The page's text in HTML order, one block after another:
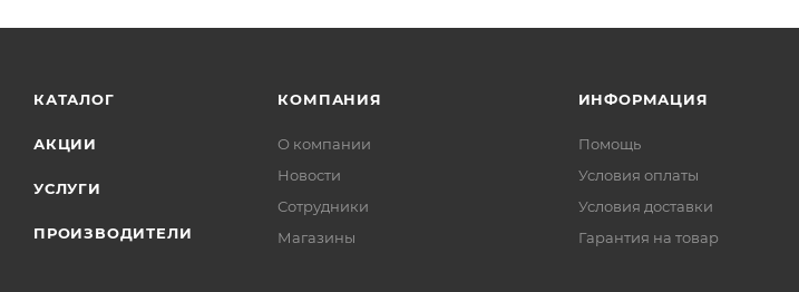
КАТАЛОГ
АКЦИИ
УСЛУГИ
ПРОИЗВОДИТЕЛИ
КОМПАНИЯ
О компании
Новости
Сотрудники
Магазины
ИНФОРМАЦИЯ
Помощь
Условия оплаты
Условия доставки
Гарантия на товар